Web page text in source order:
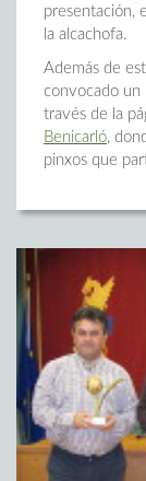
presentación,
la alcachofa.
Además de
convocado un
través de la
Benicarló,
pinxos que